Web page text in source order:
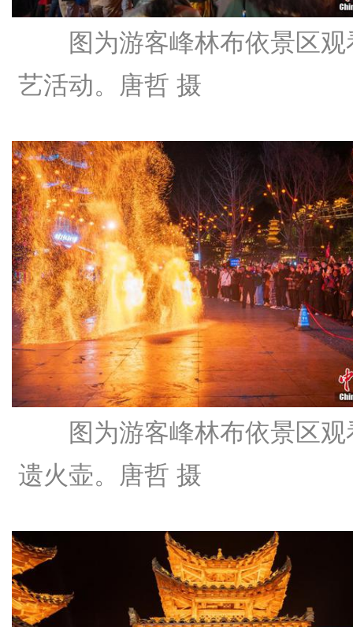
图为游客峰林布依景区观
艺活动。 唐哲 摄
图为游客峰林布依景区观
遗火壶。
唐哲 摄